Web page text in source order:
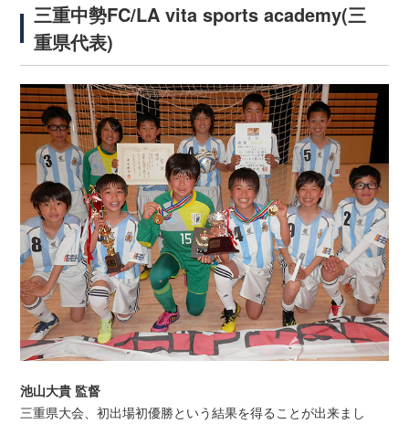
三重中勢FC/LA vita sports academy(三
重県代表)
池山大貴 監督
三重県大会、初出場初優勝という結果を得ることが出来まし